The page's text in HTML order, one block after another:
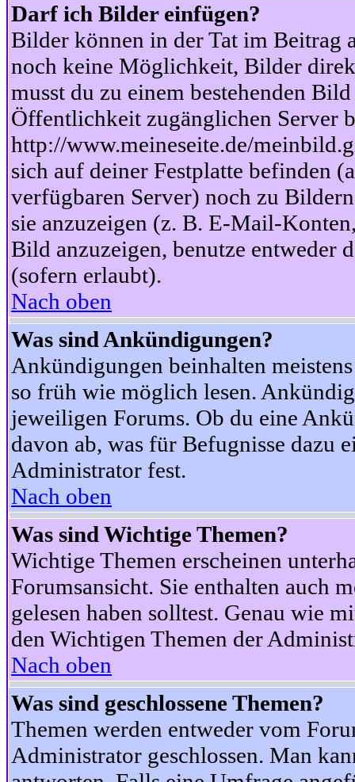
Darf ich Bilder einfügen?
Bilder können in der Tat im Beitrag
noch keine Möglichkeit, Bilder
musst du zu einem bestehenden
Öffentlichkeit zugänglichen Server
http://www.meineseite.de/
sich auf deiner Festplatte befinden
verfügbaren Server) noch zu
sie anzuzeigen (z. B. E-Mail-
Bild anzuzeigen, benutze
(sofern erlaubt).
Nach oben
Was sind Ankündigungen?
Ankündigungen beinhalten
so früh wie möglich lesen.
jeweiligen Forums. Ob du eine
davon ab, was für Befugnisse dazu
Administrator fest.
Nach oben
Was sind Wichtige Themen?
Wichtige Themen erscheinen
Forumsansicht. Sie enthalten auch
gelesen haben solltest. Genau wie
den Wichtigen Themen der
Nach oben
Was sind geschlossene Themen?
Themen werden entweder vom
Administrator geschlossen. Man